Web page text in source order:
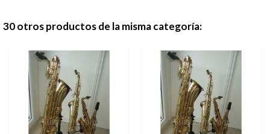
30 otros productos de la misma categoría: